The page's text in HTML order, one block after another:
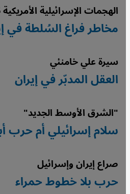
الهجمات الإسرائيلية الأمريكية 2026
مخاطر فراغ السُلطة في
سيرة علي خامنئي
العقل المدبّر في إيران
"الشرق الأوسط الجديد"
سلام إسرائيلي أم حرب
صراع إيران وإسرائيل
حرب بلا خطوط حمراء